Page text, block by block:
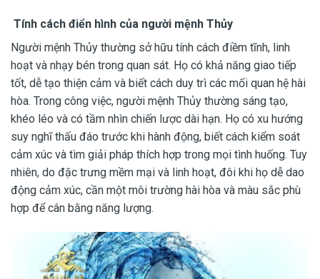
Tính cách điển hình của người mệnh Thủy
Người mệnh Thủy thường sở hữu tính cách điềm tĩnh, linh
hoạt và nhạy bén trong quan sát. Họ có khả năng giao tiếp
tốt, dễ tạo thiện cảm và biết cách duy trì các mối quan hệ hài
hòa. Trong công việc, người mệnh Thủy thường sáng tạo,
khéo léo và có tầm nhìn chiến lược dài hạn. Họ có xu hướng
suy nghĩ thấu đáo trước khi hành động, biết cách kiểm soát
cảm xúc và tìm giải pháp thích hợp trong mọi tình huống. Tuy
nhiên, do đặc trưng mềm mại và linh hoạt, đôi khi họ dễ dao
động cảm xúc, cần một môi trường hài hòa và màu sắc phù
hợp để cân bằng năng lượng.